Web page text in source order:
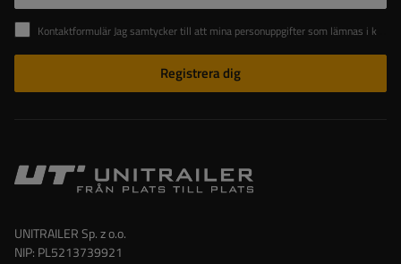
Kontaktformulär Jag samtycker till att mina personuppgifter som lämnas i kontaktformuläret behandlas i enlighet med Europaparlamentets och rådets förordning (EU).
Registrera dig
UNITRAILER Sp. z o.o.
NIP: PL5213739921